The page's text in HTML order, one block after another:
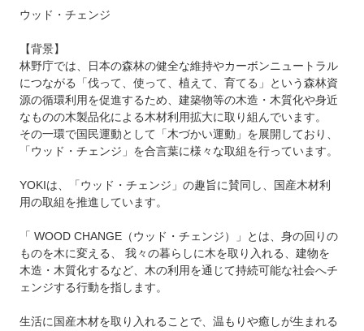
ウッド・チェンジ
【背景】
林野庁では、日本の森林の健全な維持やカーボンニュートラル
につながる「伐って、使って、植えて、育てる」という森林資
源の循環利用を促進するため、建築物等の木造・木質化や身近
なものの木製品化による木材利用拡大に取り組んでいます。
その一環で国民運動として「木づかい運動」を展開しており、
「ウッド・チェンジ」を合言葉に様々な取組を行っています。
YOKIは、「ウッド・チェンジ」の趣旨に賛同し、国産木材利
用の取組を推進しています。
「 WOOD CHANGE（ウッド・チェンジ）」とは、身の回りの
ものを木に変える、 我々の暮らしに木を取り入れる、建物を
木造・木質化するなど、木の利用を通じて持続可能な社会へチ
ェンジする行動を指します。
生活に国産木材を取り入れることで、温もりや癒しが生まれる